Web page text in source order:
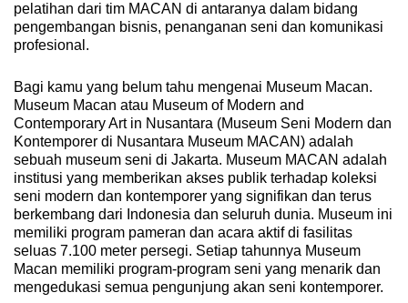
pelatihan dari tim MACAN di antaranya dalam bidang
pengembangan bisnis, penanganan seni dan komunikasi
profesional.
Bagi kamu yang belum tahu mengenai Museum Macan.
Museum Macan atau Museum of Modern and
Contemporary Art in Nusantara (Museum Seni Modern dan
Kontemporer di Nusantara Museum MACAN) adalah
sebuah museum seni di Jakarta. Museum MACAN adalah
institusi yang memberikan akses publik terhadap koleksi
seni modern dan kontemporer yang signifikan dan terus
berkembang dari Indonesia dan seluruh dunia. Museum ini
memiliki program pameran dan acara aktif di fasilitas
seluas 7.100 meter persegi. Setiap tahunnya Museum
Macan memiliki program-program seni yang menarik dan
mengedukasi semua pengunjung akan seni kontemporer.